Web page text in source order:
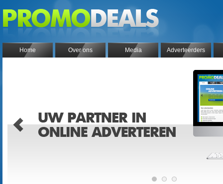
Home Over ons Media Adverteerders